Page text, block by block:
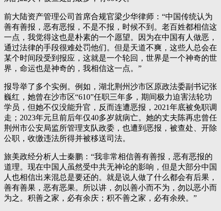
前大陆资产管理公司首席合规官梁少华律师：“中国传统认为
善有善报，恶有恶报，不是不报，时候不到。老百姓都相信这
一点，我觉得这也是朴素的一个愿望。因为在中国有人做恶，
通过法律的手段很难处罚他们。但是天道不爽，这些人总会在
某个时间段受到报应，这就是一个轮回，世界是一个神奇的世
界，命运也是神奇的，我相信这一点。”
报导举了多个实例。例如，湖北荆州沙市区原政法委副书记张
巍红，她曾在沙市区“610”任职三年多，期间极力迫害法轮功
学员，但她不仅没能升官，反而连遭恶报，2021年底被免职调
走；2023年元旦前后年仅40多岁就病亡。她的丈夫陈再忠曾任
荆州市公安局监所管理支队政委，也遭到恶报，被查处、开除
公职，收缴违法所得并被移送司法。
旅美政经分析人士秦鹏：“我非常相信善有善报，恶有恶报的
道理。现在中国人虽然受中共无神论的影响，但是大部分中国
人也相信出来混总是要还的。就是说人做了什么都会有后果，
善有善果，恶有恶果。所以讲，勿以善小而不为，勿以恶小而
为之。积善之家，必有余庆；积不善之家，必有余殃。”